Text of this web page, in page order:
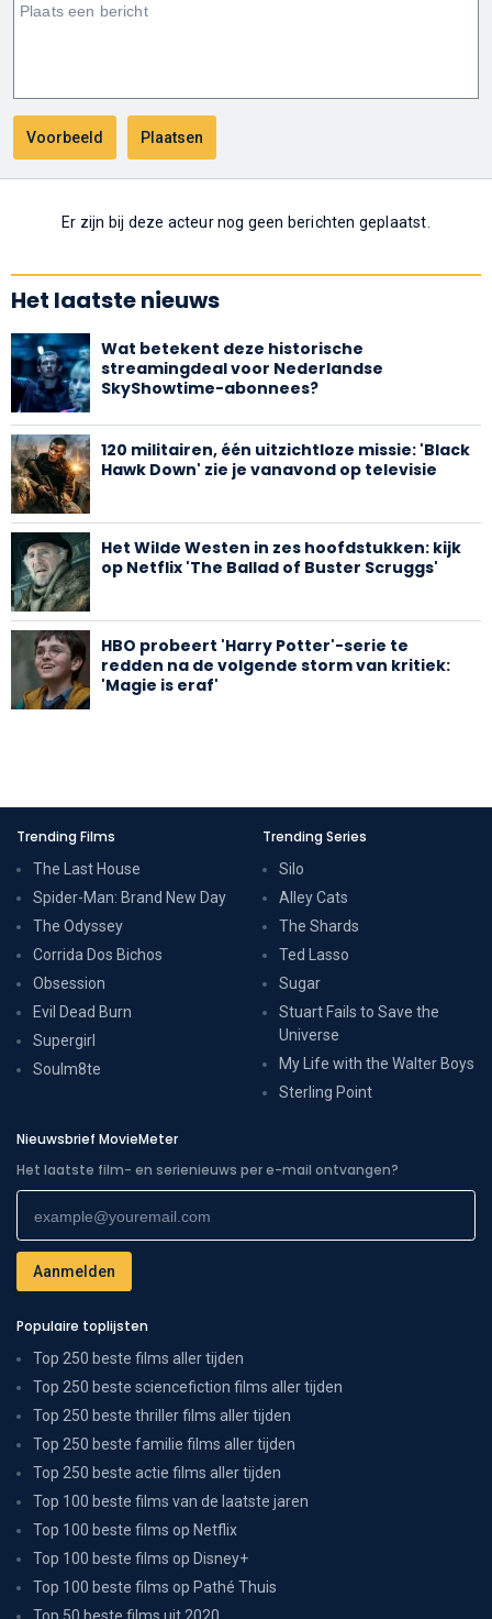
Er zijn bij deze acteur nog geen berichten geplaatst.
Het laatste nieuws
Wat betekent deze historische
streamingdeal voor Nederlandse
SkyShowtime-abonnees?
120 militairen, één uitzichtloze missie: 'Black
Hawk Down' zie je vanavond op televisie
Het Wilde Westen in zes hoofdstukken: kijk
op Netflix 'The Ballad of Buster Scruggs'
HBO probeert 'Harry Potter'-serie te
redden na de volgende storm van kritiek:
'Magie is eraf'
Trending Films
The Last House
Spider-Man: Brand New Day
The Odyssey
Corrida Dos Bichos
Obsession
Evil Dead Burn
Supergirl
Soulm8te
Trending Series
Silo
Alley Cats
The Shards
Ted Lasso
Sugar
Stuart Fails to Save the
Universe
My Life with the Walter Boys
Sterling Point
Nieuwsbrief MovieMeter
Het laatste film- en serienieuws per e-mail ontvangen?
Populaire toplijsten
Top 250 beste films aller tijden
Top 250 beste sciencefiction films aller tijden
Top 250 beste thriller films aller tijden
Top 250 beste familie films aller tijden
Top 250 beste actie films aller tijden
Top 100 beste films van de laatste jaren
Top 100 beste films op Netflix
Top 100 beste films op Disney+
Top 100 beste films op Pathé Thuis
Top 50 beste films uit 2020